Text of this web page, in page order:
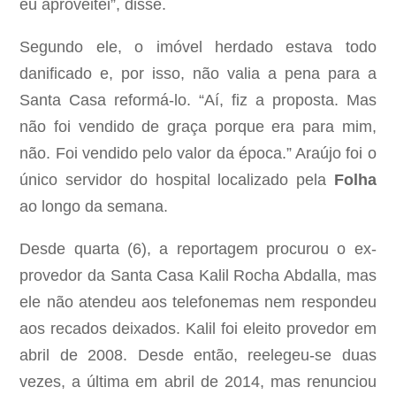
eu aproveitei”, disse.
Segundo ele, o imóvel herdado estava todo
danificado e, por isso, não valia a pena para a
Santa Casa reformá-lo. “Aí, fiz a proposta. Mas
não foi vendido de graça porque era para mim,
não. Foi vendido pelo valor da época.” Araújo foi o
único servidor do hospital localizado pela Folha
ao longo da semana.
Desde quarta (6), a reportagem procurou o ex-
provedor da Santa Casa Kalil Rocha Abdalla, mas
ele não atendeu aos telefonemas nem respondeu
aos recados deixados. Kalil foi eleito provedor em
abril de 2008. Desde então, reelegeu-se duas
vezes, a última em abril de 2014, mas renunciou